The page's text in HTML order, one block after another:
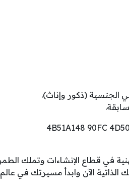
الجنسية (ذكور وإناث).
في قطاع الإنشاءات وتملك
الآن وابدأ مسيرتك في عالم